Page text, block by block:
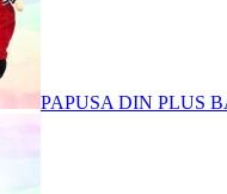
PAPUSA DIN PLUS